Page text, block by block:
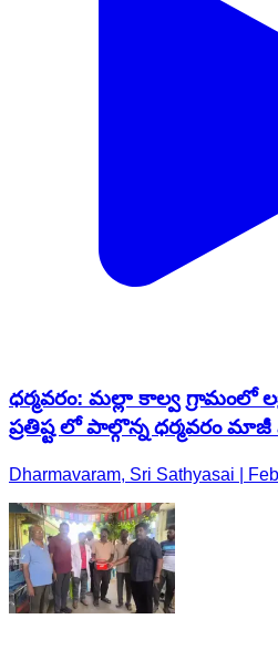
ధర్మవరం: మల్లా కాల్వ గ్రామంలో
ప్రతిష్ట లో పాల్గొన్న ధర్మవరం మాజీ
Dharmavaram, Sri Sathyasai |